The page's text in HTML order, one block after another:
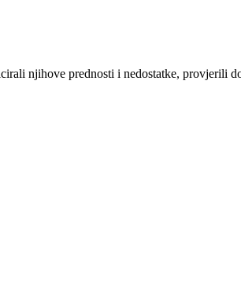
njihove prednosti i nedostatke, provjerili